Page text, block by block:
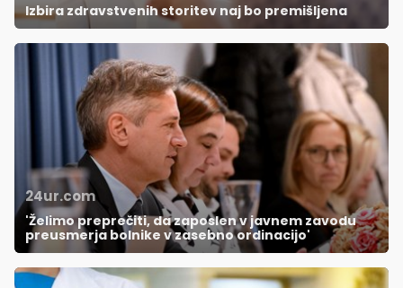
Izbira zdravstvenih storitev naj bo premišljena
24ur.com
'Želimo preprečiti, da zaposlen v javnem zavodu
preusmerja bolnike v zasebno ordinacijo'